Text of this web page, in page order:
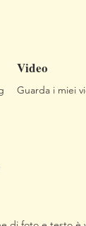
Video
Guarda i miei